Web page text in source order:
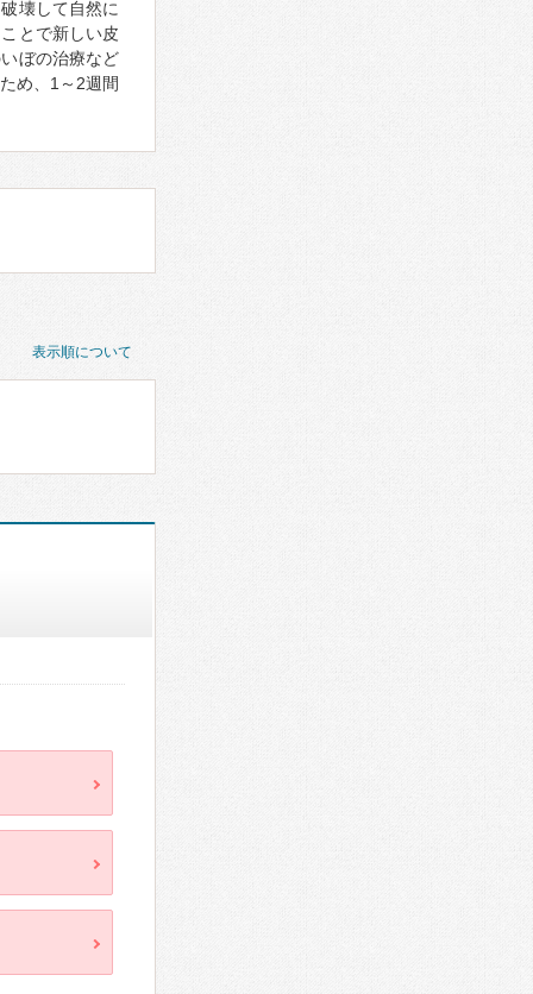
壊して自然に
とで新しい皮
ぼの治療など
め、1～2週間
表示順について